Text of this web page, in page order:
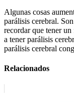
Algunas cosas
parálisis cerebral.
recordar que tener
a tener parálisis
parálisis cerebral
Relacionados